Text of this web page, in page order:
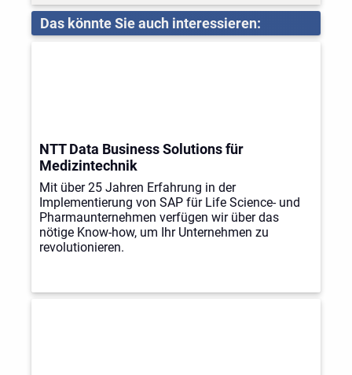
Das könnte Sie auch interessieren:
NTT Data Business Solutions für
Medizintechnik
Mit über 25 Jahren Erfahrung in der
Implementierung von SAP für Life Science- und
Pharmaunternehmen verfügen wir über das
nötige Know-how, um Ihr Unternehmen zu
revolutionieren.